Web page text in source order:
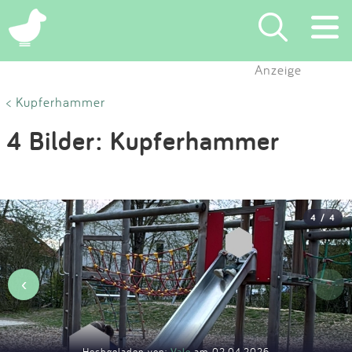
×
Eintragen
Blog
Partner
Kontakt
Anzeige
< Kupferhammer
4 Bilder: Kupferhammer
4 / 4
‹ ›